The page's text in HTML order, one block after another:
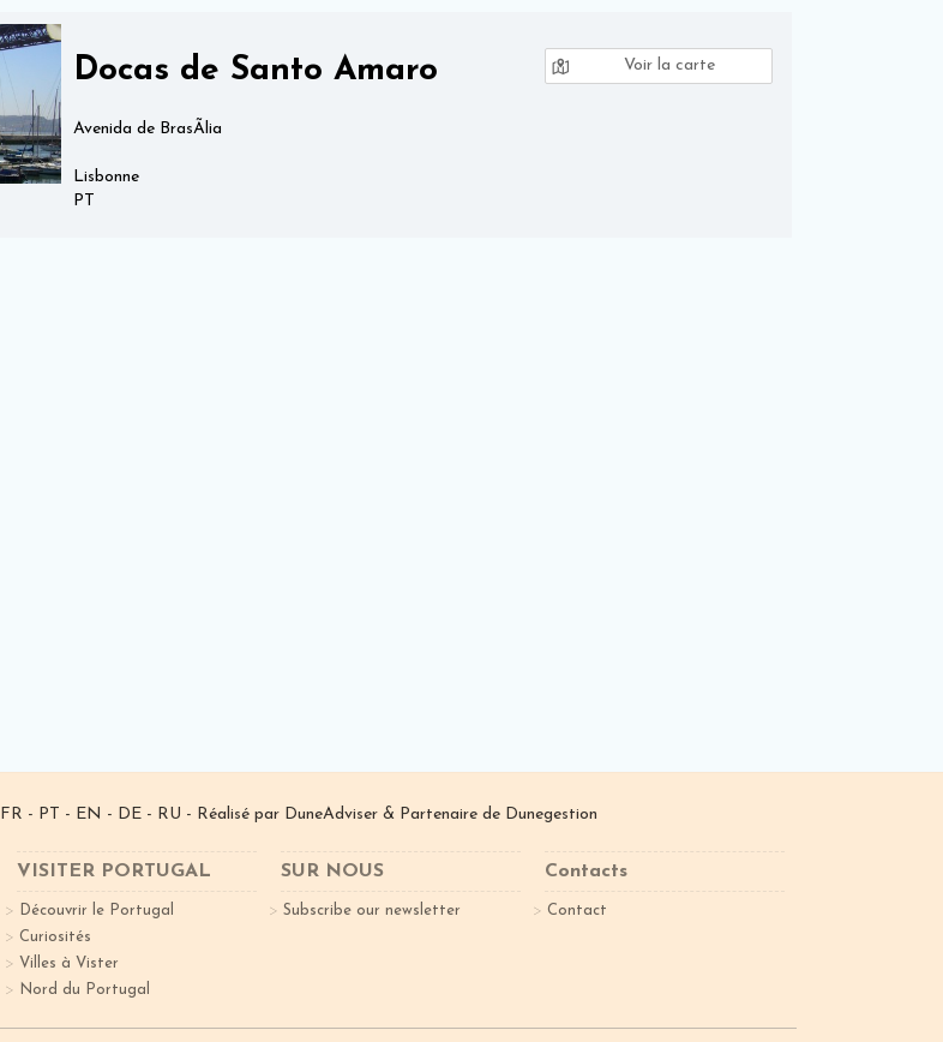
Docas de Santo Amaro
Avenida de BrasÃ­lia
Lisbonne
PT
Voir la carte
FR - PT - EN - DE- RU - Réalisé par DuneAdviser & Partenaire de Dunegestion
VISITER PORTUGAL
Découvrir le Portugal
Curiosités
Villes à Vister
Nord du Portugal
SUR NOUS
Subscribe our newsletter
Contacts
Contact